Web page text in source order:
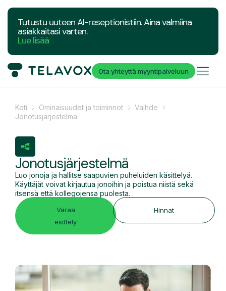
Tutustu uuteen AI-reseptionistiin. Aina valmiina
asiakkaitasi varten.
Lue lisää
Ota yhteyttä myyntipalveluun
Koti Ominaisuudet ja toiminnot
Vaihde
Jonotusjärjestelmä
Jonotusjärjestelmä
Luo jonoja ja hallitse saapuvien puheluiden käsittelyä.
Käyttäjät voivat kirjautua jonoihin ja poistua niistä sekä
itsensä että kollegojensa puolesta.
Varaa
esittely
Hinnat